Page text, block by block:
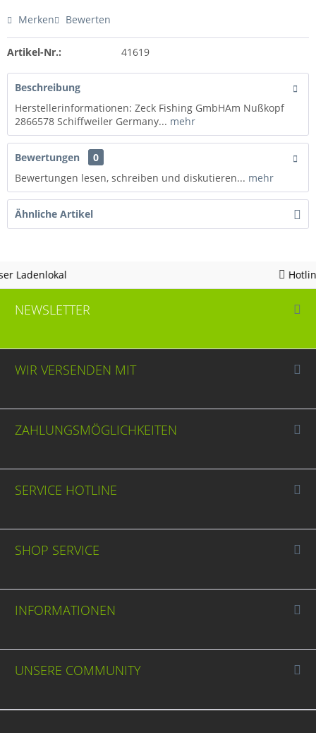
Merken Bewerten
Artikel-Nr.: 41619
Beschreibung
Herstellerinformationen: Zeck Fishing GmbHAm Nußkopf
2866578 Schiffweiler Germany... mehr
Bewertungen
0
Bewertungen lesen, schreiben und diskutieren... mehr
Ähnliche Artikel
Hotline 05963 - 982823
NEWSLETTER
WIR VERSENDEN MIT
ZAHLUNGSMÖGLICHKEITEN
SERVICE HOTLINE
SHOP SERVICE
INFORMATIONEN
UNSERE COMMUNITY